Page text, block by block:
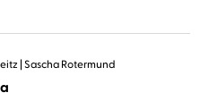
Sascha Rotermund